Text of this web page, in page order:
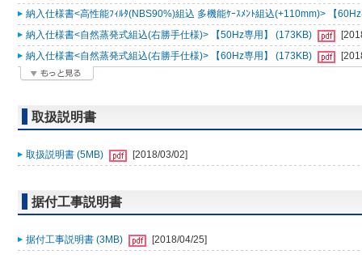
納入仕様書<高性能ﾌｨﾙﾀ(NBS90%)組込 多機能ｹｰｽﾒﾝﾄ組込(+110mm)> 【
納入仕様書<自然蒸発式組込(右勝手仕様)> 【50Hz専用】 (173KB)
納入仕様書<自然蒸発式組込(右勝手仕様)> 【60Hz専用】 (173KB)
取扱説明書
取扱説明書 (5MB) [2018/03/02]
据付工事説明書
据付工事説明書 (3MB) [2018/04/25]